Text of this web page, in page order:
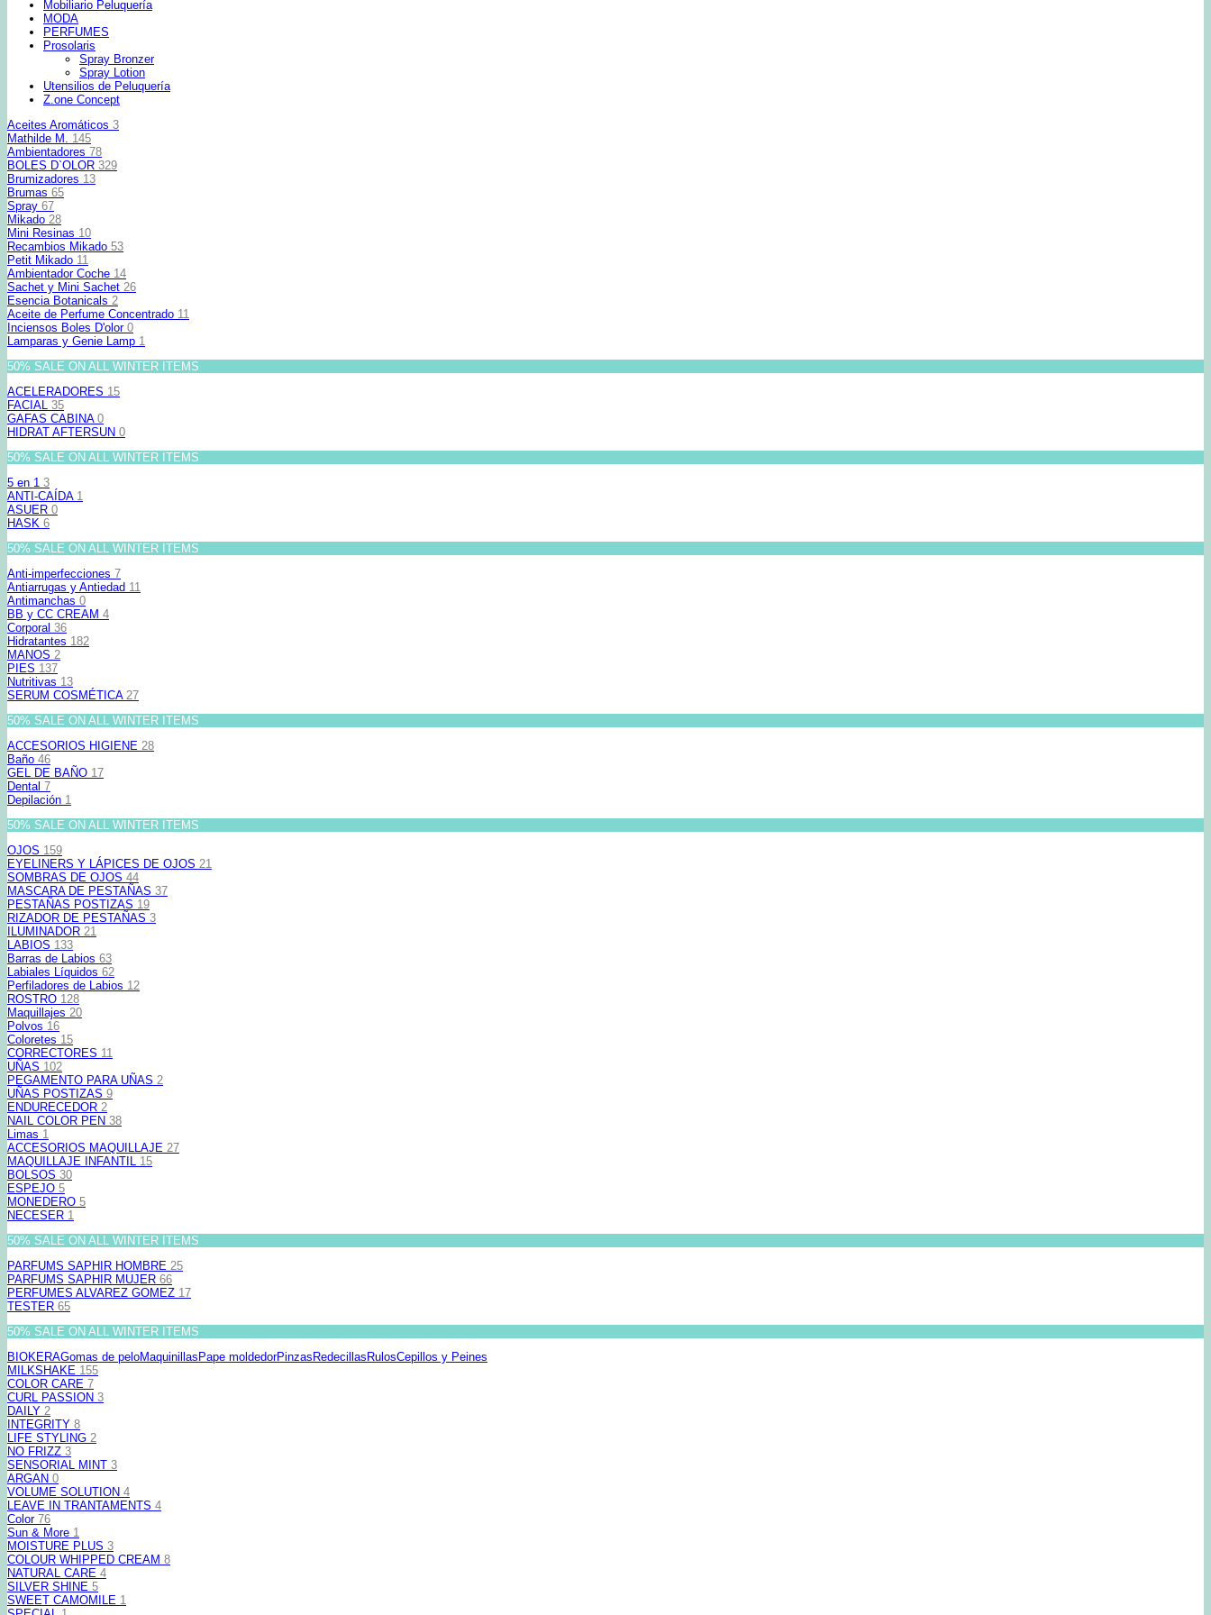
Mobiliario Peluquería
MODA
PERFUMES
Prosolaris
Spray Bronzer
Spray Lotion
Utensilios de Peluquería
Z.one Concept
Aceites Aromáticos 3
Mathilde M. 145
Ambientadores 78
BOLES D`OLOR 329
Brumizadores 13
Brumas 65
Spray 67
Mikado 28
Mini Resinas 10
Recambios Mikado 53
Petit Mikado 11
Ambientador Coche 14
Sachet y Mini Sachet 26
Esencia Botanicals 2
Aceite de Perfume Concentrado 11
Inciensos Boles D'olor 0
Lamparas y Genie Lamp 1
50% SALE ON ALL WINTER ITEMS
ACELERADORES 15
FACIAL 35
GAFAS CABINA 0
HIDRAT AFTERSUN 0
50% SALE ON ALL WINTER ITEMS
5 en 1 3
ANTI-CAÍDA 1
ASUER 0
HASK 6
50% SALE ON ALL WINTER ITEMS
Anti-imperfecciones 7
Antiarrugas y Antiedad 11
Antimanchas 0
BB y CC CREAM 4
Corporal 36
Hidratantes 182
MANOS 2
PIES 137
Nutritivas 13
SERUM COSMÉTICA 27
50% SALE ON ALL WINTER ITEMS
ACCESORIOS HIGIENE 28
Baño 46
GEL DE BAÑO 17
Dental 7
Depilación 1
50% SALE ON ALL WINTER ITEMS
OJOS 159
EYELINERS Y LÁPICES DE OJOS 21
SOMBRAS DE OJOS 44
MASCARA DE PESTAÑAS 37
PESTAÑAS POSTIZAS 19
RIZADOR DE PESTAÑAS 3
ILUMINADOR 21
LABIOS 133
Barras de Labios 63
Labiales Líquidos 62
Perfiladores de Labios 12
ROSTRO 128
Maquillajes 20
Polvos 16
Coloretes 15
CORRECTORES 11
UÑAS 102
PEGAMENTO PARA UÑAS 2
UÑAS POSTIZAS 9
ENDURECEDOR 2
NAIL COLOR PEN 38
Limas 1
ACCESORIOS MAQUILLAJE 27
MAQUILLAJE INFANTIL 15
BOLSOS 30
ESPEJO 5
MONEDERO 5
NECESER 1
50% SALE ON ALL WINTER ITEMS
PARFUMS SAPHIR HOMBRE 25
PARFUMS SAPHIR MUJER 66
PERFUMES ALVAREZ GOMEZ 17
TESTER 65
50% SALE ON ALL WINTER ITEMS
BIOKERAGomas de peloMaquinillas Pape moldedorPinzas Redecillas RulosCepillos y Peines
MILKSHAKE 155
COLOR CARE 7
CURL PASSION 3
DAILY 2
INTEGRITY 8
LIFE STYLING 2
NO FRIZZ 3
SENSORIAL MINT 3
ARGAN 0
VOLUME SOLUTION 4
LEAVE IN TRANTAMENTS 4
Color 76
Sun & More 1
MOISTURE PLUS 3
COLOUR WHIPPED CREAM 8
NATURAL CARE 4
SILVER SHINE 5
SWEET CAMOMILE 1